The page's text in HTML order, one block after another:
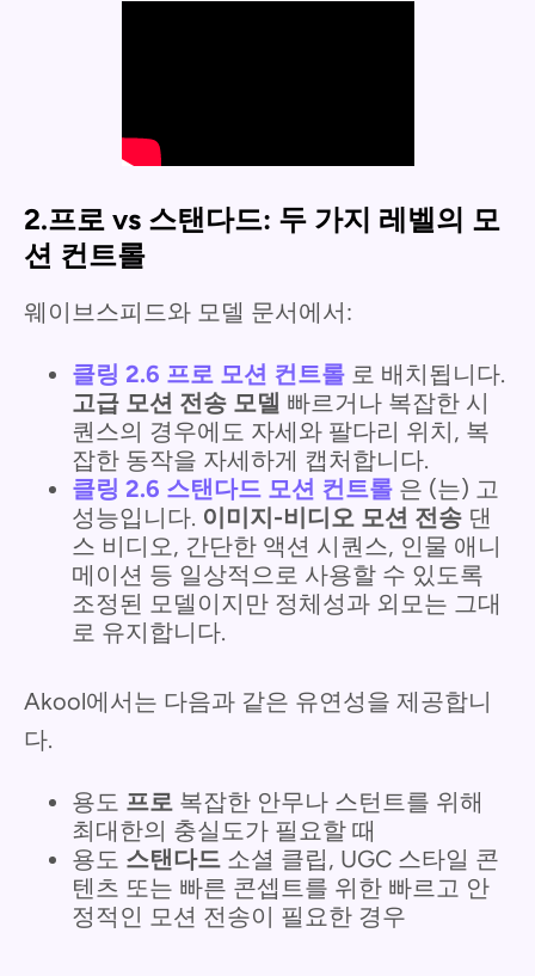
2.프로 vs 스탠다드: 두 가지 레벨의 모
션 컨트롤
웨이브스피드와 모델 문서에서:
클링 2.6 프로 모션 컨트롤 로 배치됩니다.
고급 모션 전송 모델 빠르거나 복잡한 시
퀀스의 경우에도 자세와 팔다리 위치, 복
잡한 동작을 자세하게 캡처합니다.
클링 2.6 스탠다드 모션 컨트롤 은 (는) 고
성능입니다. 이미지-비디오 모션 전송 댄
스 비디오, 간단한 액션 시퀀스, 인물 애니
메이션 등 일상적으로 사용할 수 있도록
조정된 모델이지만 정체성과 외모는 그대
로 유지합니다.
Akool에서는 다음과 같은 유연성을 제공합니
다.
용도 프로 복잡한 안무나 스턴트를 위해
최대한의 충실도가 필요할 때
용도 스탠다드 소셜 클립, UGC 스타일 콘
텐츠 또는 빠른 콘셉트를 위한 빠르고 안
정적인 모션 전송이 필요한 경우